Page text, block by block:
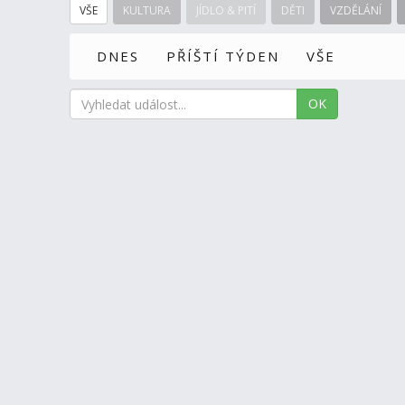
VŠE KULTURA JÍDLO & PITÍ DĚTI VZDĚLÁNÍ
DNES PŘÍŠTÍ TÝDEN VŠE
OK